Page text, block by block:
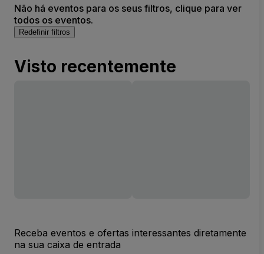
Não há eventos para os seus filtros, clique para ver
todos os eventos.
Redefinir filtros
Visto recentemente
Receba eventos e ofertas interessantes diretamente
na sua caixa de entrada